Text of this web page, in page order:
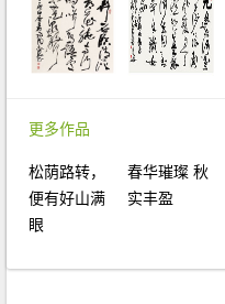
更多作品
松荫路转，
便有好山满
眼
春华璀璨 秋
实丰盈